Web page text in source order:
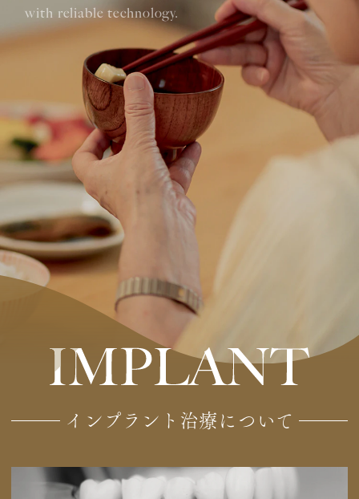
with reliable technology.
インプラント治療について